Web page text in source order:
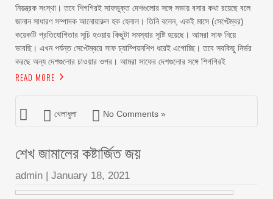
নিয়ন্ত্রক সংস্থা। তবে শিগগিরই সাফভুক্ত দেশগুলোর সঙ্গে সভায় বসার কথা রয়েছে বলে
জানান সাধারণ সম্পাদক আনোয়ারুল হক হেলাল। তিনি বলেন, একই মাসে (সেপ্টেম্বর)
কয়েকটি প্রতিযোগিতার সূচি হওয়ায় কিছুটা সমস্যার সৃষ্টি হয়েছে। আমরা সাফ নিয়ে
ভাবছি। এখন পর্যন্ত সেপ্টেম্বরে সাফ চ্যাম্পিয়নশিপ ধরেই এগোচ্ছি। তবে সবকিছু নির্ভর
করছে অন্য দেশগুলোর চাওয়ার ওপর। আমরা সাফের দেশগুলোর সঙ্গে শিগগিরই
READ MORE
খেলাধুলা No Comments »
শেখ জামালের কষ্টার্জিত জয়
admin | January 18, 2021